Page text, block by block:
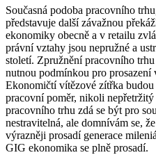
Současná podoba pracovního
představuje další závažnou
ekonomiky obecně a v retailu
právní vztahy jsou nepružné a
století. Zpružnění pracovního
nutnou podmínkou pro
Ekonomičtí vítězové zítřka
pracovní poměr, nikoli
pracovního trhu zdá se být pro
nestravitelná, ale domnívám se,
výrazněji prosadí generace
GIG ekonomika se plně prosadí.